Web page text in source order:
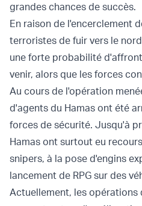
grandes chances de succès.
En raison de l'encerclement
terroristes de fuir vers le
une forte probabilité
venir, alors que les forces
Au cours de l'opération
d'agents du Hamas ont été
forces de sécurité. Jusqu'à
Hamas ont surtout eu
snipers, à la pose d'engins
lancement de RPG sur des
Actuellement, les opérations